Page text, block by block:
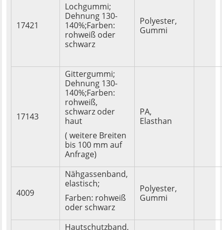
17421
Lochgummi;
Dehnung 130-
140%;Farben:
rohweiß oder
schwarz
Polyester,
Gummi
17143
Gittergummi;
Dehnung 130-
140%;Farben:
rohweiß,
schwarz oder
haut
( weitere Breiten
bis 100 mm auf
Anfrage)
PA,
Elasthan
4009
Nähgassenband,
elastisch;
Farben: rohweiß
oder schwarz
Polyester,
Gummi
Hautschutzband,